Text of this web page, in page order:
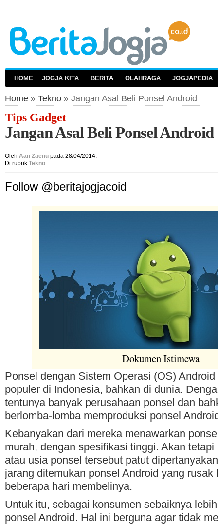
HOME JOGJA KITA BERITA OLAHRAGA JOGJAPEDIA
Home » Tekno » Jangan Asal Beli Ponsel Android
Tips Gadget
Jangan Asal Beli Ponsel Android
Oleh Aan Zaenu pada 28/04/2014.
Di rubrik Tekno
Follow @beritajogjacoid
Dokumen Istimewa
Ponsel dengan Sistem Operasi (OS)
populer di Indonesia, bahkan di dunia.
tentunya banyak perusahaan ponsel dan
berlomba-lomba memproduksi ponsel
Kebanyakan dari mereka menawarkan
murah, dengan spesifikasi tinggi. Akan
atau usia ponsel tersebut patut
jarang ditemukan ponsel Android yang rusak
beberapa hari membelinya.
Untuk itu, sebagai konsumen sebaiknya
ponsel Android. Hal ini berguna agar tidak